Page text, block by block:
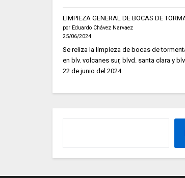
LIMPIEZA GENERAL DE BOCAS DE
por Eduardo Chávez Narvaez
25/06/2024
Se reliza la limpieza de bocas de
en blv. volcanes sur, blvd. santa clara y
22 de junio del 2024.